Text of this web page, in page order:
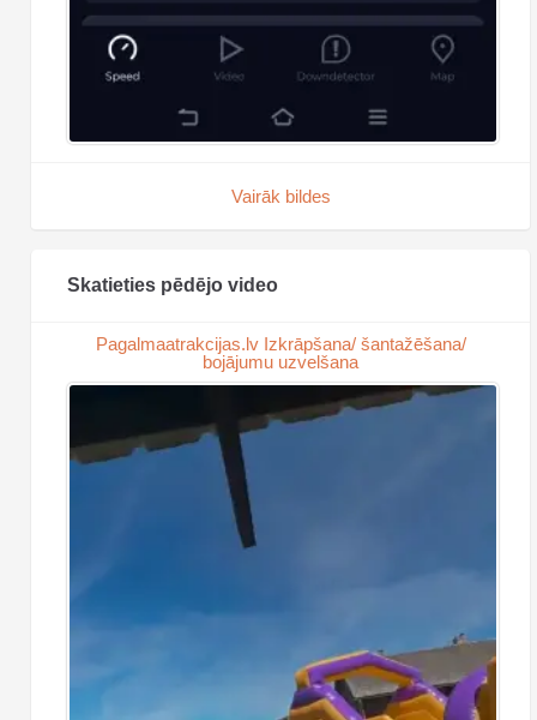
Vairāk bildes
Skatieties pēdējo video
Pagalmaatrakcijas.lv Izkrāpšana/ šantažēšana/
bojājumu uzvelšana